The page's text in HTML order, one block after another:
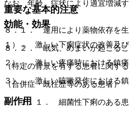
重要な基本的注意
８．１． 連用により薬物依存を生
８．２． 眠気、めまいが起こるこ
（特定の背景を有する患者に関す
（合併症・既往歴等のある患者）
９．１．１． 細菌性下痢のある患
なお、年齢、症状により適宜増減す
効能・効果
１）． 激しい下痢症状の改善及
２）． 激しい疼痛時における鎮痛
３）． 激しい咳嗽発作における鎮
副作用